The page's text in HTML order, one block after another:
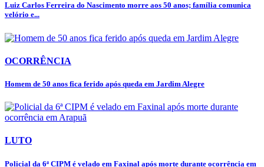
Luiz Carlos Ferreira do Nascimento morre aos 50 anos; família comunica
velório e...
OCORRÊNCIA
Homem de 50 anos fica ferido após queda em Jardim Alegre
LUTO
Policial da 6ª CIPM é velado em Faxinal após morte durante ocorrência em